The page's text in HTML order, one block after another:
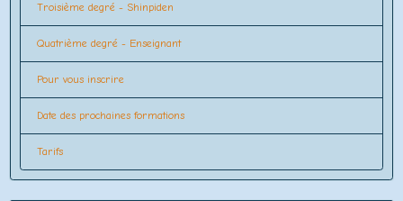
Troisième degré - Shinpiden
Quatrième degré - Enseignant
Pour vous inscrire
Date des prochaines formations
Tarifs